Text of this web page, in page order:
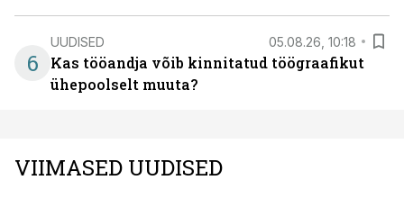
6
UUDISED 05.08.26, 10:18
Kas tööandja võib kinnitatud töögraafikut
ühepoolselt muuta?
VIIMASED UUDISED